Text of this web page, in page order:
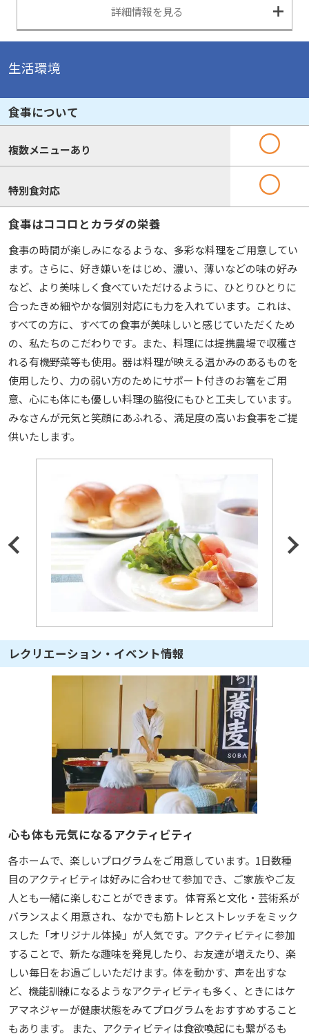
詳細情報を見る
生活環境
食事について
複数メニューあり
特別食対応
食事はココロとカラダの栄養
食事の時間が楽しみになるような、多彩な料理をご用意してい
ます。さらに、好き嫌いをはじめ、濃い、薄いなどの味の好み
など、より美味しく食べていただけるように、ひとりひとりに
合ったきめ細やかな個別対応にも力を入れています。これは、
すべての方に、すべての食事が美味しいと感じていただくため
の、私たちのこだわりです。また、料理には提携農場で収穫さ
れる有機野菜等も使用。器は料理が映える温かみのあるものを
使用したり、力の弱い方のためにサポート付きのお箸をご用
意、心にも体にも優しい料理の脇役にもひと工夫しています。
みなさんが元気と笑顔にあふれる、満足度の高いお食事をご提
供いたします。
レクリエーション・イベント情報
心も体も元気になるアクティビティ
各ホームで、楽しいプログラムをご用意しています。1日数種
目のアクティビティは好みに合わせて参加でき、ご家族やご友
人とも一緒に楽しむことができます。 体育系と文化・芸術系が
バランスよく用意され、なかでも筋トレとストレッチをミック
スした「オリジナル体操」が人気です。アクティビティに参加
することで、新たな趣味を発見したり、お友達が増えたり、楽
しい毎日をお過ごしいただけます。体を動かす、声を出すな
ど、機能訓練になるようなアクティビティも多く、ときにはケ
アマネジャーが健康状態をみてプログラムをおすすめすること
もあります。 また、アクティビティは食欲喚起にも繋がるも